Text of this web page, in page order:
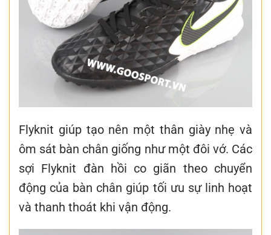
Flyknit giúp tạo nên một thân giày nhẹ và
ôm sát bàn chân giống như một đôi vớ. Các
sợi Flyknit đàn hồi co giãn theo chuyển
động của bàn chân giúp tối ưu sự linh hoạt
và thanh thoát khi vận động.